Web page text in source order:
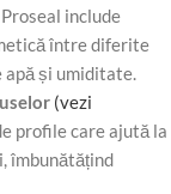
Proseal include
între diferite
apă și umiditate.
(vezi
profile care ajută la
îmbunătățind